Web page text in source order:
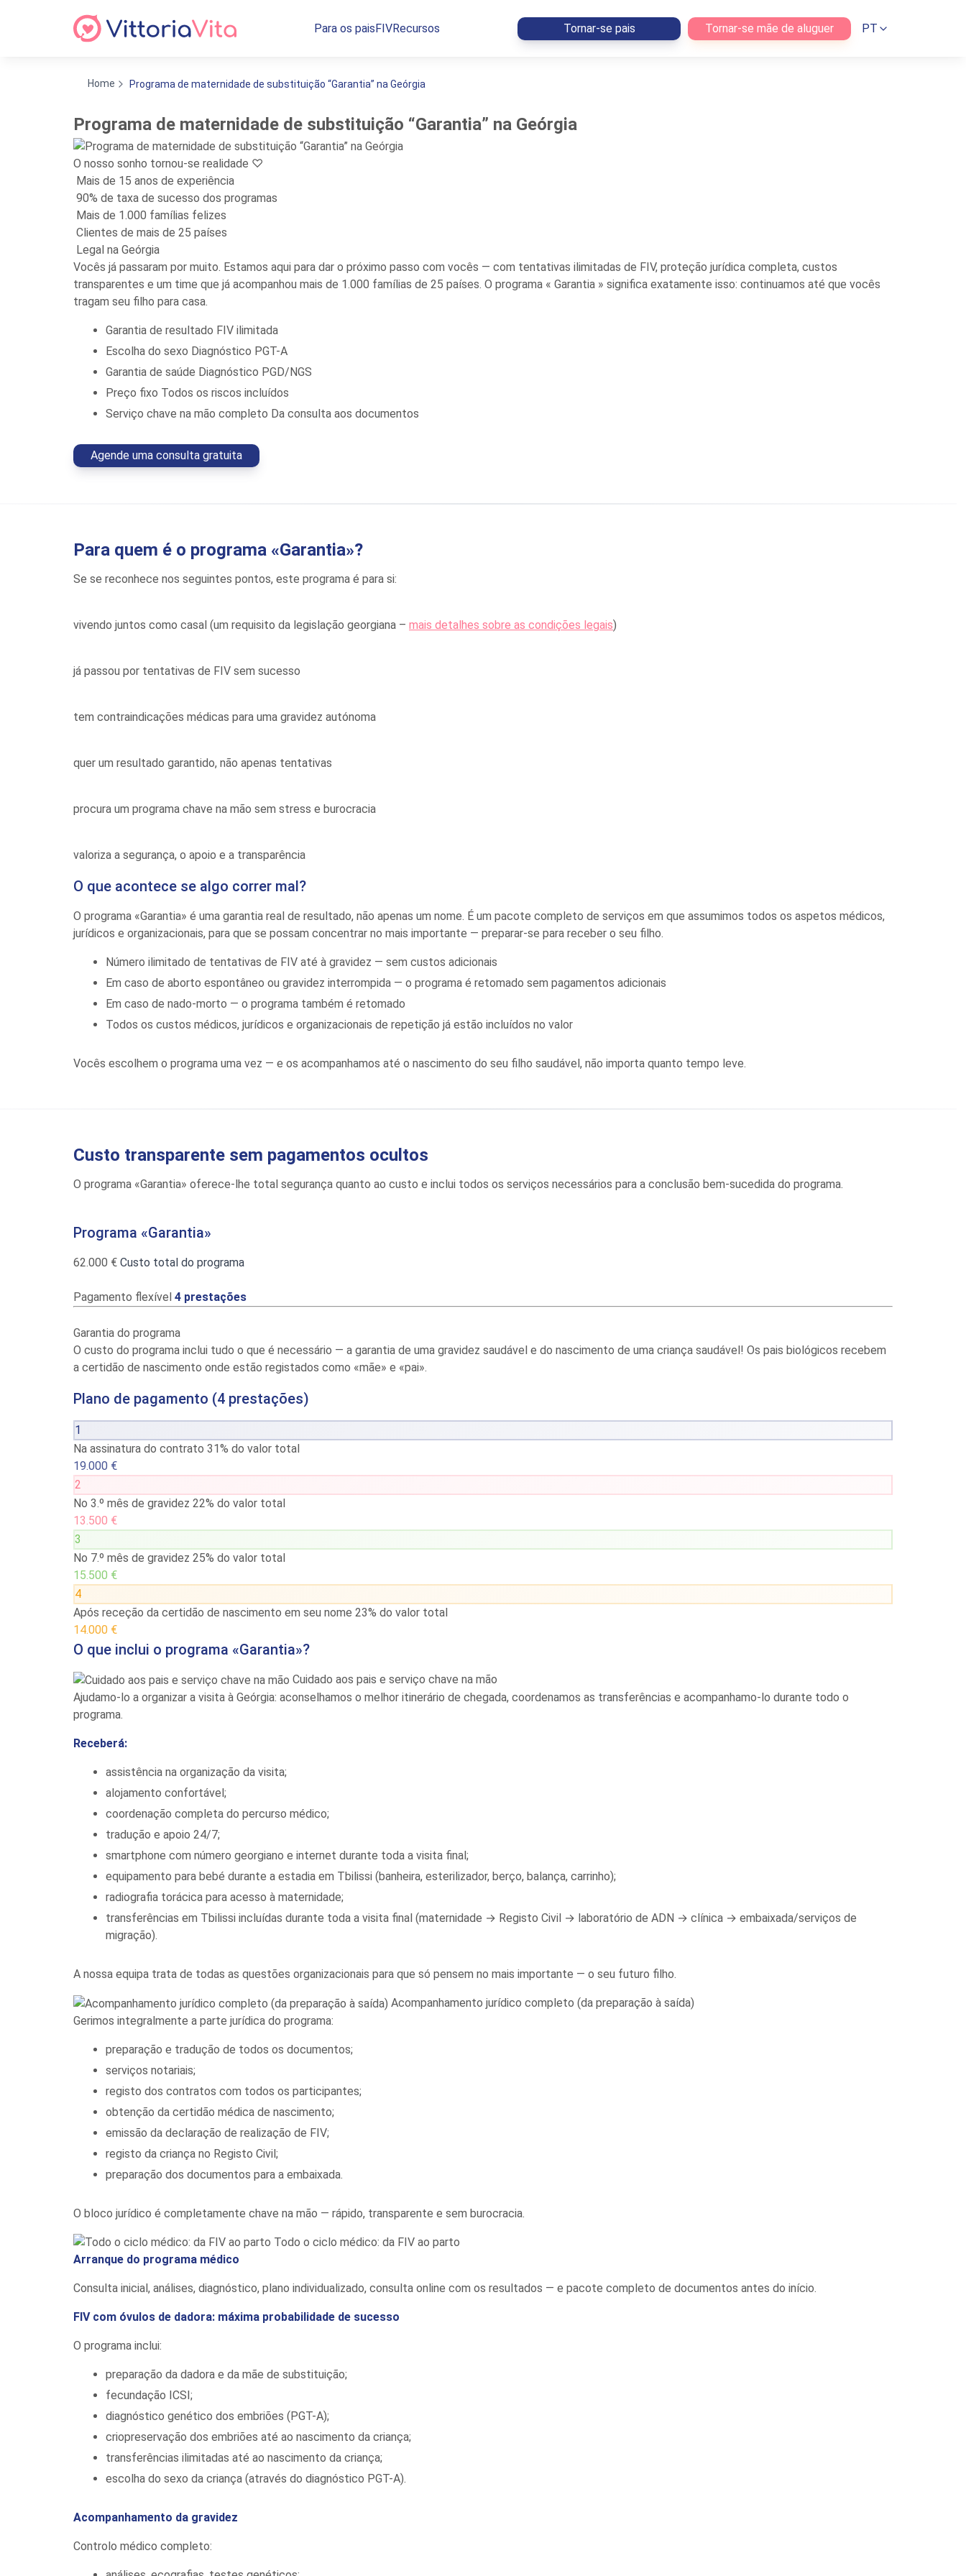
Para os paisFIVRecursos Tornar-se pais Tornar-se mãe de aluguer PT
Home Programa de maternidade de substituição “Garantia” na Geórgia
Programa de maternidade de substituição “Garantia” na Geórgia
O nosso sonho tornou-se realidade ♡
Mais de 15 anos de experiência
90% de taxa de sucesso dos programas
Mais de 1.000 famílias felizes
Clientes de mais de 25 países
Legal na Geórgia
Vocês já passaram por muito. Estamos aqui para dar o próximo passo com vocês — com tentativas ilimitadas de FIV, proteção jurídica completa, custos
transparentes e um time que já acompanhou mais de 1.000 famílias de 25 países. O programa « Garantia » significa exatamente isso: continuamos até que vocês
tragam seu filho para casa.
Garantia de resultado FIV ilimitada
Escolha do sexo Diagnóstico PGT-A
Garantia de saúde Diagnóstico PGD/NGS
Preço fixo Todos os riscos incluídos
Serviço chave na mão completo Da consulta aos documentos
Agende uma consulta gratuita
Para quem é o programa «Garantia»?
Se se reconhece nos seguintes pontos, este programa é para si:
vivendo juntos como casal (um requisito da legislação georgiana – mais detalhes sobre as condições legais)
já passou por tentativas de FIV sem sucesso
tem contraindicações médicas para uma gravidez autónoma
quer um resultado garantido, não apenas tentativas
procura um programa chave na mão sem stress e burocracia
valoriza a segurança, o apoio e a transparência
O que acontece se algo correr mal?
O programa «Garantia» é uma garantia real de resultado, não apenas um nome. É um pacote completo de serviços em que assumimos todos os aspetos médicos,
jurídicos e organizacionais, para que se possam concentrar no mais importante — preparar-se para receber o seu filho.
Número ilimitado de tentativas de FIV até à gravidez — sem custos adicionais
Em caso de aborto espontâneo ou gravidez interrompida — o programa é retomado sem pagamentos adicionais
Em caso de nado-morto — o programa também é retomado
Todos os custos médicos, jurídicos e organizacionais de repetição já estão incluídos no valor
Vocês escolhem o programa uma vez — e os acompanhamos até o nascimento do seu filho saudável, não importa quanto tempo leve.
Custo transparente sem pagamentos ocultos
O programa «Garantia» oferece-lhe total segurança quanto ao custo e inclui todos os serviços necessários para a conclusão bem-sucedida do programa.
Programa «Garantia»
62.000 € Custo total do programa
Pagamento flexível 4 prestações
Garantia do programa
O custo do programa inclui tudo o que é necessário — a garantia de uma gravidez saudável e do nascimento de uma criança saudável! Os pais biológicos recebem
a certidão de nascimento onde estão registados como «mãe» e «pai».
Plano de pagamento (4 prestações)
1
Na assinatura do contrato 31% do valor total
19.000 €
2
No 3.º mês de gravidez 22% do valor total
13.500 €
3
No 7.º mês de gravidez 25% do valor total
15.500 €
4
Após receção da certidão de nascimento em seu nome 23% do valor total
14.000 €
O que inclui o programa «Garantia»?
Cuidado aos pais e serviço chave na mão
Ajudamo-lo a organizar a visita à Geórgia: aconselhamos o melhor itinerário de chegada, coordenamos as transferências e acompanhamo-lo durante todo o
programa.
Receberá:
assistência na organização da visita;
alojamento confortável;
coordenação completa do percurso médico;
tradução e apoio 24/7;
smartphone com número georgiano e internet durante toda a visita final;
equipamento para bebé durante a estadia em Tbilissi (banheira, esterilizador, berço, balança, carrinho);
radiografia torácica para acesso à maternidade;
transferências em Tbilissi incluídas durante toda a visita final (maternidade → Registo Civil → laboratório de ADN → clínica → embaixada/serviços de
migração).
A nossa equipa trata de todas as questões organizacionais para que só pensem no mais importante — o seu futuro filho.
Acompanhamento jurídico completo (da preparação à saída)
Gerimos integralmente a parte jurídica do programa:
preparação e tradução de todos os documentos;
serviços notariais;
registo dos contratos com todos os participantes;
obtenção da certidão médica de nascimento;
emissão da declaração de realização de FIV;
registo da criança no Registo Civil;
preparação dos documentos para a embaixada.
O bloco jurídico é completamente chave na mão — rápido, transparente e sem burocracia.
Todo o ciclo médico: da FIV ao parto
Arranque do programa médico
Consulta inicial, análises, diagnóstico, plano individualizado, consulta online com os resultados — e pacote completo de documentos antes do início.
FIV com óvulos de dadora: máxima probabilidade de sucesso
O programa inclui:
preparação da dadora e da mãe de substituição;
fecundação ICSI;
diagnóstico genético dos embriões (PGT-A);
criopreservação dos embriões até ao nascimento da criança;
transferências ilimitadas até ao nascimento da criança;
escolha do sexo da criança (através do diagnóstico PGT-A).
Acompanhamento da gravidez
Controlo médico completo: